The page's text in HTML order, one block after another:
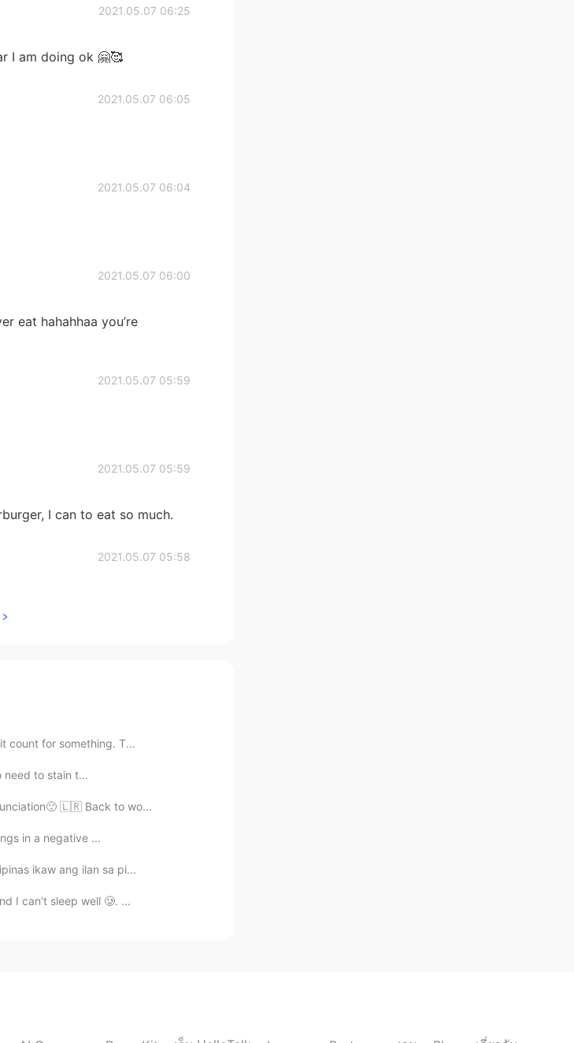
2021.05.07 06:25
I am doing ok 🤗🥰
2021.05.07 06:05
2021.05.07 06:04
2021.05.07 06:00
eat hahahhaa you’re
2021.05.07 05:59
2021.05.07 05:59
I can to eat so much.
2021.05.07 05:58
😋🤗😂
2021.05.07 05:54
count for something. T...
need to stain t...
🇱🇷 Back to wo...
in a negative ...
ikaw ang ilan sa pi...
I can’t sleep well 🥲. ...